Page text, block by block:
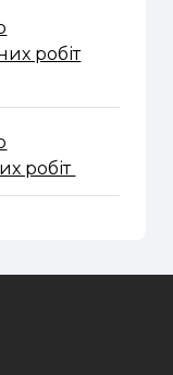
робітFile
робіт